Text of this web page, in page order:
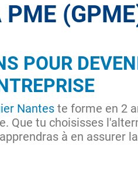
PME
POUR
Nantes te forme en 2
Que tu choisisses
à en assurer